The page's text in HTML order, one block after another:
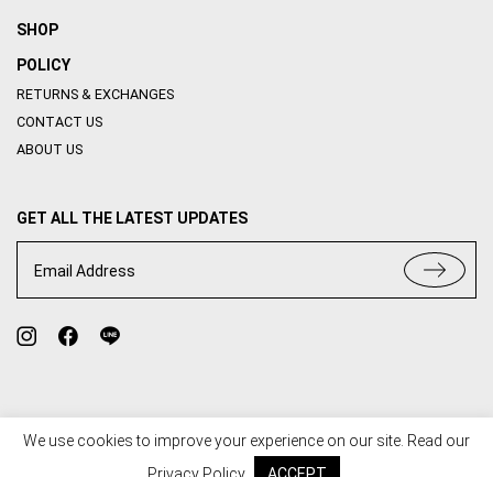
SHOP
POLICY
RETURNS & EXCHANGES
CONTACT US
ABOUT US
GET ALL THE LATEST UPDATES
Email Address
We use cookies to improve your experience on our site. Read our